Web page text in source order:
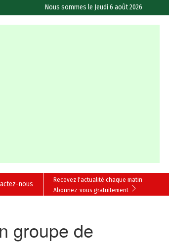
Nous sommes le Jeudi 6 août 2026
Recevez l'actualité chaque matin
Abonnez-vous gratuitement
nous
groupe de